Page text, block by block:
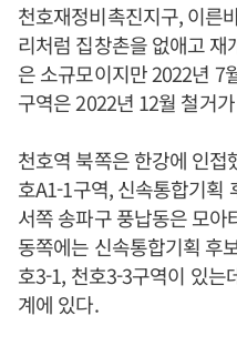
천호재정비촉진지구, 이른
리처럼 집창촌을 없애고
은 소규모이지만 2022년 7
구역은 2022년 12월 철거
천호역 북쪽은 한강에 인
호A1-1구역, 신속통합기획
서쪽 송파구 풍납동은 모
동쪽에는 신속통합기획 후
호3-1, 천호3-3구역이 있는
계에 있다.